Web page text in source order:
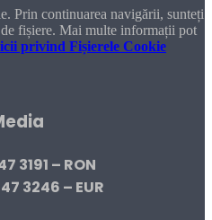
Prin continuarea navigării, sunteți
fișiere. Mai multe informații pot
privind Fișierele Cookie
3191 – RON
3246 – EUR